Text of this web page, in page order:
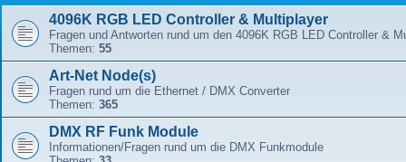
4096K RGB LED Controller & Multiplayer
Fragen und Antworten rund um den 4096K RGB LED Controller &
Themen: 55
Art-Net Node(s)
Fragen rund um die Ethernet / DMX Converter
Themen: 365
DMX RF Funk Module
Informationen/Fragen rund um die DMX Funkmodule